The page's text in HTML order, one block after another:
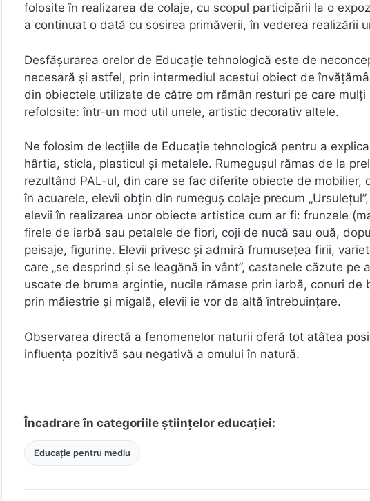
folosite în realizarea de colaje, cu scopul participării la o
a continuat o dată cu sosirea primăverii, în vederea realizării
Desfăşurarea orelor de Educaţie tehnologică este de
necesară şi astfel, prin intermediul acestui obiect de
din obiectele utilizate de către om rămân resturi pe care
refolosite: într-un mod util unele, artistic decorativ altele.
Ne folosim de lecţiile de Educaţie tehnologică pentru a
hârtia, sticla, plasticul şi metalele. Rumeguşul rămas de la
rezultând PAL-ul, din care se fac diferite obiecte de mobilier,
în acuarele, elevii obţin din rumeguş colaje precum
elevii în realizarea unor obiecte artistice cum ar fi: frunzele
firele de iarbă sau petalele de fiori, coji de nucă sau ouă,
peisaje, figurine. Elevii privesc şi admiră frumuseţea firii,
care „se desprind şi se leagănă în vânt”, castanele căzute
uscate de bruma argintie, nucile rămase prin iarbă, conuri
prin măiestrie şi migală, elevii ie vor da altă întrebuinţare.
Observarea directă a fenomenelor naturii oferă tot atâtea
influenţa pozitivă sau negativă a omului în natură.
Încadrare în categoriile științelor educației:
Educație pentru mediu